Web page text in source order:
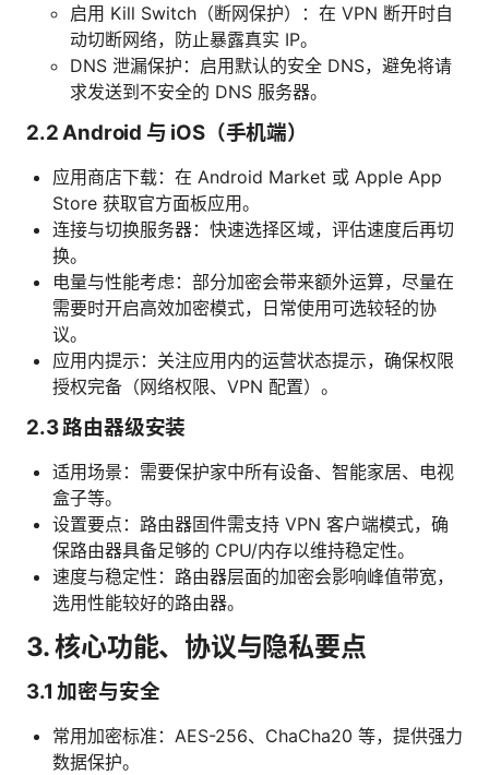
启用 Kill Switch（断网保护）：在 VPN 断开时自
动切断网络，防止暴露真实 IP。
DNS 泄漏保护：启用默认的安全 DNS，避免将请
求发送到不安全的 DNS 服务器。
2.2 Android 与 iOS（手机端）
应用商店下载：在 Android Market 或 Apple App
Store 获取官方面板应用。
连接与切换服务器：快速选择区域，评估速度后再切
换。
电量与性能考虑：部分加密会带来额外运算，尽量在
需要时开启高效加密模式，日常使用可选较轻的协
议。
应用内提示：关注应用内的运营状态提示，确保权限
授权完备（网络权限、VPN 配置）。
2.3 路由器级安装
适用场景：需要保护家中所有设备、智能家居、电视
盒子等。
设置要点：路由器固件需支持 VPN 客户端模式，确
保路由器具备足够的 CPU/内存以维持稳定性。
速度与稳定性：路由器层面的加密会影响峰值带宽，
选用性能较好的路由器。
3. 核心功能、协议与隐私要点
3.1 加密与安全
常用加密标准：AES-256、ChaCha20 等，提供强力
数据保护。